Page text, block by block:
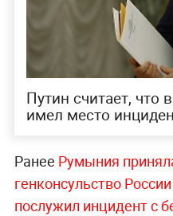
Путин считает, что
имел место
Ранее Румыния
генконсульство
послужил инцидент с